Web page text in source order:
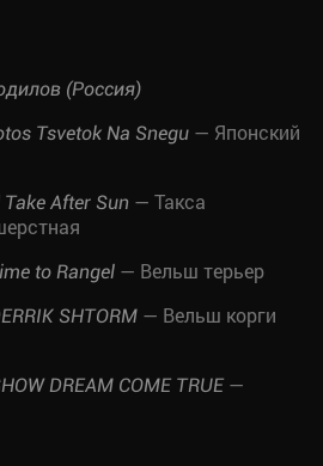
(Россия)
Tsvetok Na Snegu — Японский
After Sun — Такса
to Rangel — Вельш терьер
SHTORM — Вельш корги
DREAM COME TRUE —